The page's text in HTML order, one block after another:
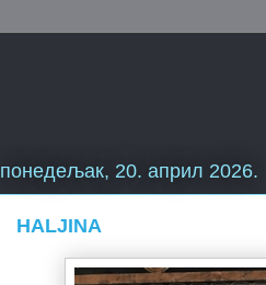
понедељак, 20. април 2026.
HALJINA